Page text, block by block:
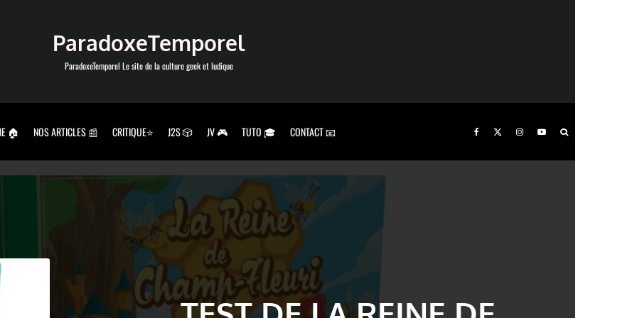
ParadoxeTemporel
ParadoxeTemporel Le site de la culture geek et ludique
🏠 NOS ARTICLES 📰 CRITIQUE⭐ J2S 🎲 JV 🎮 TUTO 🎓 CONTACT 📧